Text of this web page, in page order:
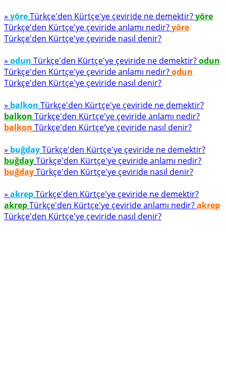
» yöreTürkçe'den Kürtçe'ye çeviride ne demektir?yöre
Türkçe'den Kürtçe'ye çeviride anlamı nedir?yöre
Türkçe'den Kürtçe'ye çeviride nasıl denir?
» odun Türkçe'den Kürtçe'ye çeviride ne demektir?odun
Türkçe'den Kürtçe'ye çeviride anlamı nedir?odun
Türkçe'den Kürtçe'ye çeviride nasıl denir?
» balkon Türkçe'den Kürtçe'ye çeviride ne demektir?
balkon Türkçe'den Kürtçe'ye çeviride anlamı nedir?
balkon Türkçe'den Kürtçe'ye çeviride nasıl denir?
» buğdayTürkçe'den Kürtçe'ye çeviride ne demektir?
buğdayTürkçe'den Kürtçe'ye çeviride anlamı nedir?
buğdayTürkçe'den Kürtçe'ye çeviride nasıl denir?
» akrepTürkçe'den Kürtçe'ye çeviride ne demektir?
akrepTürkçe'den Kürtçe'ye çeviride anlamı nedir?akrep
Türkçe'den Kürtçe'ye çeviride nasıl denir?